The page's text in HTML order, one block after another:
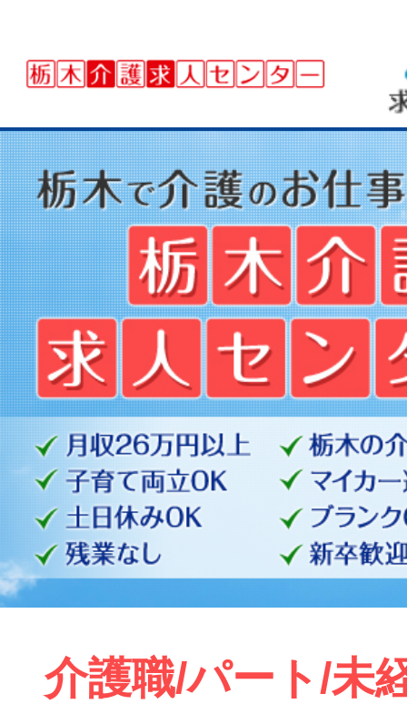
介護職/パート/未